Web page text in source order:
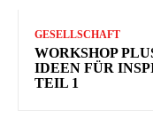
GESELLSCHAFT
WORKSHOP
IDEEN FÜR
TEIL 1